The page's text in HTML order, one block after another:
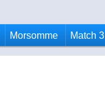
Morsomme Match 3